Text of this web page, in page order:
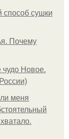
способ сушки
Почему
Новое.
меня